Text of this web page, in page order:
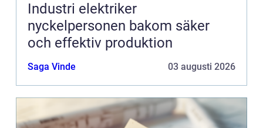
Industri elektriker
nyckelpersonen bakom säker
och effektiv produktion
Saga Vinde 03 augusti 2026